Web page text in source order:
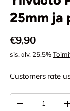
25mm ja
Normaali
€9,90
sis. alv. 25,5%
Customers rate
VÄHENNÄ